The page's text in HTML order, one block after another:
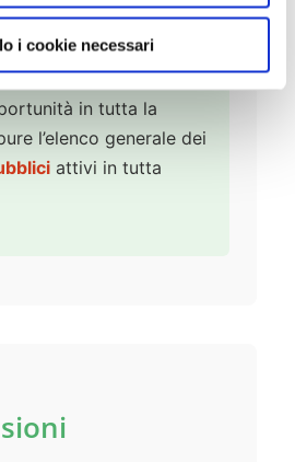
i cookie necessari
Potrebbe
la pagina
Venezia Giuliaper
in tutta la
l’elenco generale dei
attivi in tutta